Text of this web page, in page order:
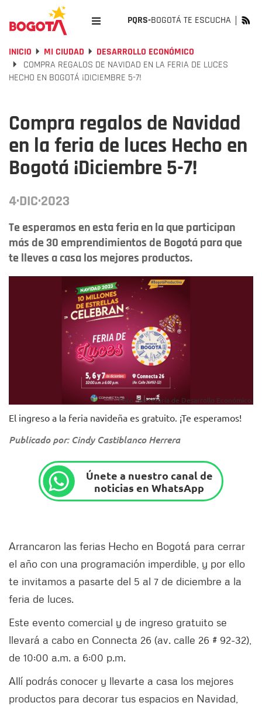
PQRS-BOGOTÁ TE ESCUCHA
INICIO MI CIUDAD
DESARROLLO ECONÓMICO
COMPRA REGALOS DE NAVIDAD EN LA FERIA DE LUCES
HECHO EN BOGOTÁ ¡DICIEMBRE 5-7!
Compra regalos de Navidad
en la feria de luces Hecho en
Bogotá ¡Diciembre 5-7!
4·DIC·2023
Te esperamos en esta feria en la que participan
más de 30 emprendimientos de Bogotá para que
te lleves a casa los mejores productos.
Foto. Secretaría de Desarrollo Económico.
El ingreso a la feria navideña es gratuito. ¡Te esperamos!
Publicado por: Cindy Castiblanco Herrera
Únete a nuestro canal de
noticias en WhatsApp
Arrancaron las ferias Hecho en Bogotá para cerrar
el año con una programación imperdible, y por ello
te invitamos a pasarte del 5 al 7 de diciembre a la
feria de luces.
Este evento comercial y de ingreso gratuito se
llevará a cabo en Connecta 26 (av. calle 26 # 92-32),
de 10:00 a.m. a 6:00 p.m.
Allí podrás conocer y llevarte a casa los mejores
productos para decorar tus espacios en Navidad,